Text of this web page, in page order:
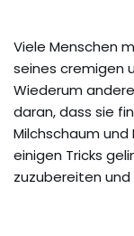
Viele Menschen
seines cremigen
Wiederum
daran, dass sie
Milchschaum
einigen Tricks
zuzubereiten und